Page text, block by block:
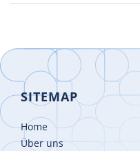
SITEMAP
Home
Über uns